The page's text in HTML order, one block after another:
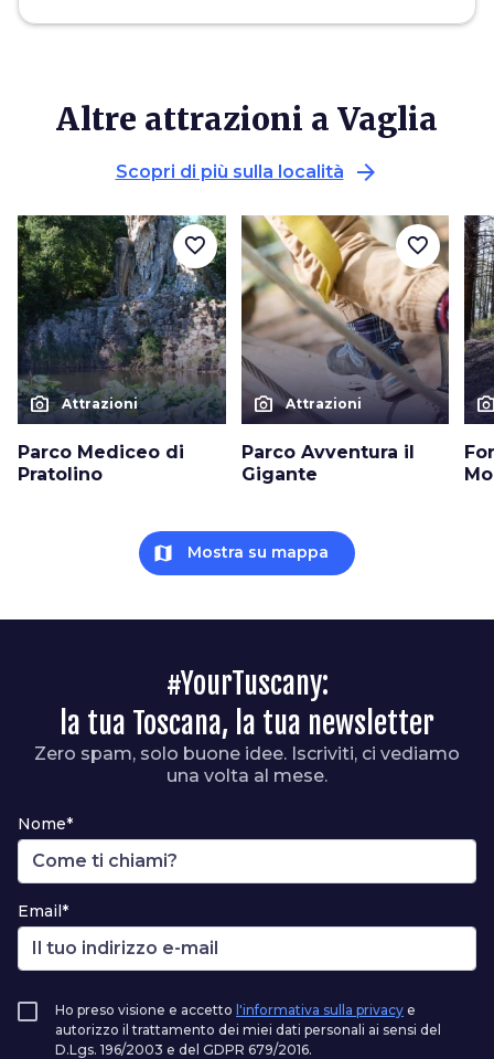
Altre attrazioni a Vaglia
Scopri di più sulla località arrow_forward
photo_camera Attrazioni
Parco Mediceo di
Pratolino
favorite_border
photo_camera Attrazioni
Parco Avventura il
Gigante
favorite_border
map Mostra su mappa
#YourTuscany:
la tua Toscana, la tua newsletter
Zero spam, solo buone idee. Iscriviti, ci vediamo
una volta al mese.
Nome*
Email*
Ho preso visione e accetto l'informativa sulla privacy e
autorizzo il trattamento dei miei dati personali ai sensi del
D.Lgs. 196/2003 e del GDPR 679/2016.